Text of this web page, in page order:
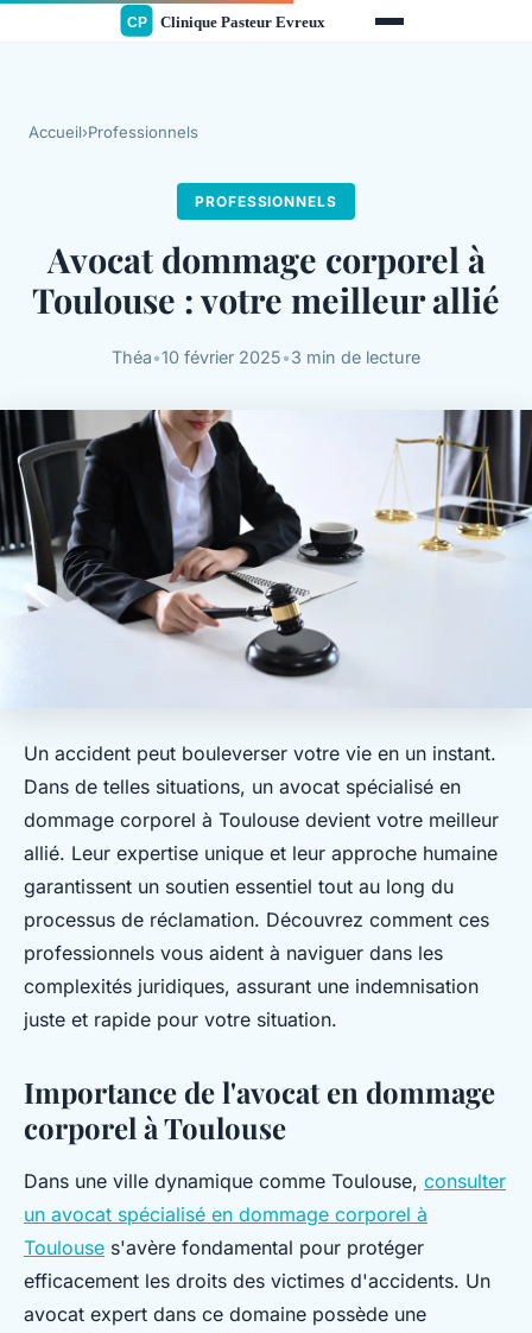
Accueil›Professionnels
PROFESSIONNELS
Avocat dommage corporel à
Toulouse : votre meilleur allié
Théa•10 février 2025•3 min de lecture
Un accident peut bouleverser votre vie en un instant.
Dans de telles situations, un avocat spécialisé en
dommage corporel à Toulouse devient votre meilleur
allié. Leur expertise unique et leur approche humaine
garantissent un soutien essentiel tout au long du
processus de réclamation. Découvrez comment ces
professionnels vous aident à naviguer dans les
complexités juridiques, assurant une indemnisation
juste et rapide pour votre situation.
Importance de l'avocat en dommage
corporel à Toulouse
Dans une ville dynamique comme Toulouse, consulter
un avocat spécialisé en dommage corporel à
Toulouse s'avère fondamental pour protéger
efficacement les droits des victimes d'accidents. Un
avocat expert dans ce domaine possède une